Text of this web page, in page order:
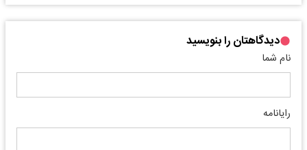
دیدگاهتان را بنویسید
نام شما
رایانامه